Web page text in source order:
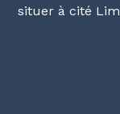
situer à cité